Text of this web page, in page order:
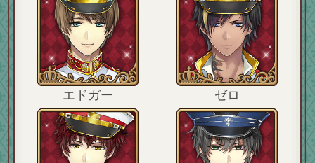
エドガー ゼロ